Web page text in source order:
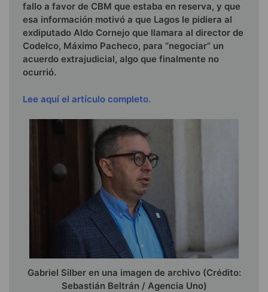
fallo a favor de CBM que estaba en reserva, y que
esa información motivó a que Lagos le pidiera al
exdiputado Aldo Cornejo que llamara al director de
Codelco, Máximo Pacheco, para “negociar” un
acuerdo extrajudicial, algo que finalmente no
ocurrió.
Lee aquí el artículo completo.
Gabriel Silber en una imagen de archivo (Crédito:
Sebastián Beltrán / Agencia Uno)